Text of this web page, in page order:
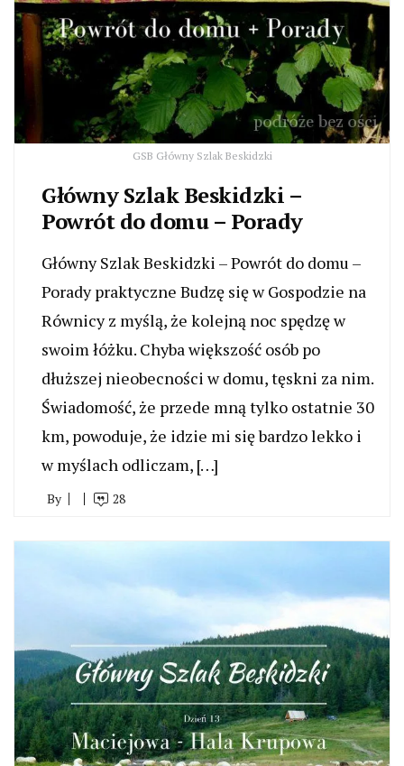
GSB Główny Szlak Beskidzki
Główny Szlak Beskidzki –
Powrót do domu – Porady
Główny Szlak Beskidzki – Powrót do domu –
Porady praktyczne Budzę się w Gospodzie na
Równicy z myślą, że kolejną noc spędzę w
swoim łóżku. Chyba większość osób po
dłuższej nieobecności w domu, tęskni za nim.
Świadomość, że przede mną tylko ostatnie 30
km, powoduje, że idzie mi się bardzo lekko i
w myślach odliczam, […]
By 28